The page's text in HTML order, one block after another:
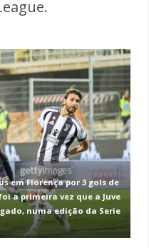
em Florença por 3 gols de
a primeira vez que a Juve
numa edição da Serie